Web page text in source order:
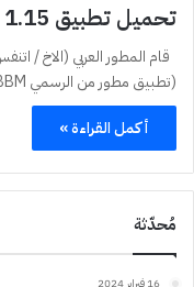
تحميل تطبيق GBBM 1.15 مع اخفاء اشارة القراءة
(تطبيق مطور من الرسمي BBM) والتحديث الجديد…
أكمل القراءة »
مُحدّثة
16 فبراير 2024